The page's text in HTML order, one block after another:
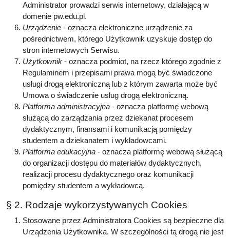
Administrator prowadzi serwis internetowy, działającą w
domenie pw.edu.pl.
Urządzenie - oznacza elektroniczne urządzenie za
pośrednictwem, którego Użytkownik uzyskuje dostęp do
stron internetowych Serwisu.
Użytkownik - oznacza podmiot, na rzecz którego zgodnie z
Regulaminem i przepisami prawa mogą być świadczone
usługi drogą elektroniczną lub z którym zawarta może być
Umowa o świadczenie usług drogą elektroniczną.
Platforma administracyjna - oznacza platformę webową
służącą do zarządzania przez dziekanat procesem
dydaktycznym, finansami i komunikacją pomiędzy
studentem a dziekanatem i wykładowcami.
Platforma edukacyjna - oznacza platformę webową służącą
do organizacji dostępu do materiałów dydaktycznych,
realizacji procesu dydaktycznego oraz komunikacji
pomiędzy studentem a wykładowcą.
§ 2. Rodzaje wykorzystywanych Cookies
Stosowane przez Administratora Cookies są bezpieczne dla
Urządzenia Użytkownika. W szczególności tą drogą nie jest